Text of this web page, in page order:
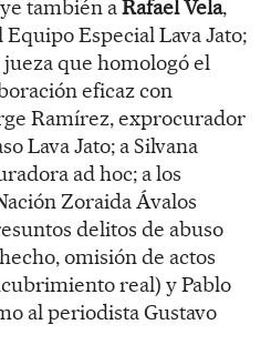
también aRafael Vela,
Especial Lava Jato;
que homologó el
eficaz con
Ramírez, exprocurador
Lava Jato; a Silvana
ad hoc; a los
Zoraida Ávalos
delitos de abuso
omisión de actos
real) y Pablo
al periodista Gustavo